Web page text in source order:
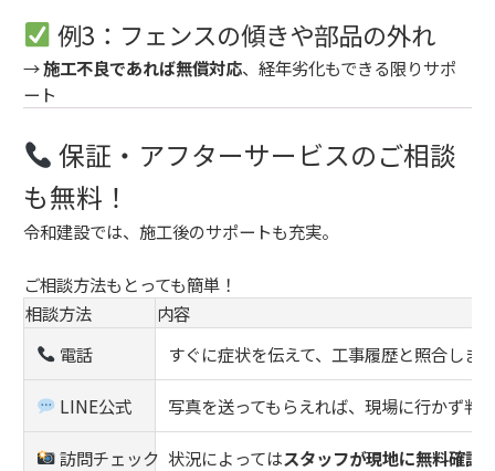
例3：フェンスの傾きや部品の外れ
→施工不良であれば無償対応、経年劣化もできる限りサポ
ート
保証・アフターサービスのご相談
も無料！
令和建設では、施工後のサポートも充実。
ご相談方法もとっても簡単！
相談方法
内容
電話
すぐに症状を伝えて、工事履歴と照合しま
LINE公式 写真を送ってもらえれば、現場に行かず判
訪問チェック 状況によってはスタッフが現地に無料確認